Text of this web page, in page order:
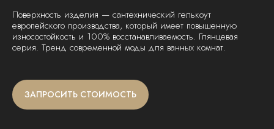
Поверхность изделия — сантехнический гелькоут
европейского производства, который имеет повышенную
износостойкость и 100% восстанавливаемость. Глянцевая
серия. Тренд современной моды для ванных комнат.
ЗАПРОСИТЬ СТОИМОСТЬ